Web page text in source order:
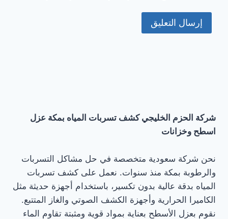
شركة الحزم الخليجي كشف تسربات المياه بمكة عزل
اسطح وخزانات
نحن شركة سعودية متخصصة في حل مشاكل التسربات
والرطوبة بمكة منذ سنوات. نعمل على كشف تسربات
المياه بدقة عالية بدون تكسير، باستخدام أجهزة حديثة مثل
الكاميرا الحرارية وأجهزة الكشف الصوتي والغاز المتتبع.
نقوم بعزل الأسطح بعناية بمواد قوية ومثبتة تقاوم الماء